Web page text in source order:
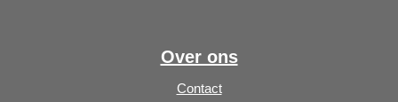
Over ons
Contact